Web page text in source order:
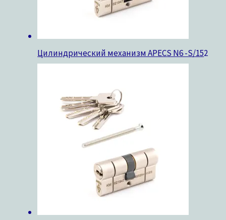
Цилиндрический механизм APECS N6 -S/152